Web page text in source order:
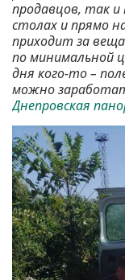
продавцов, так и
столах и прямо
приходит за
по минимальной
дня кого-то –
можно
Днепровская